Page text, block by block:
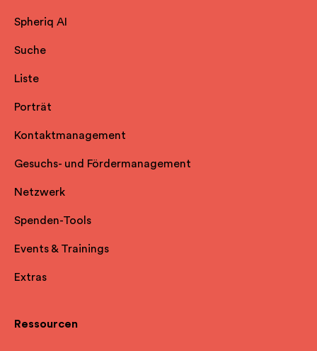
Spheriq AI
Suche
Liste
Porträt
Kontaktmanagement
Gesuchs- und Fördermanagement
Netzwerk
Spenden-Tools
Events & Trainings
Extras
Ressourcen